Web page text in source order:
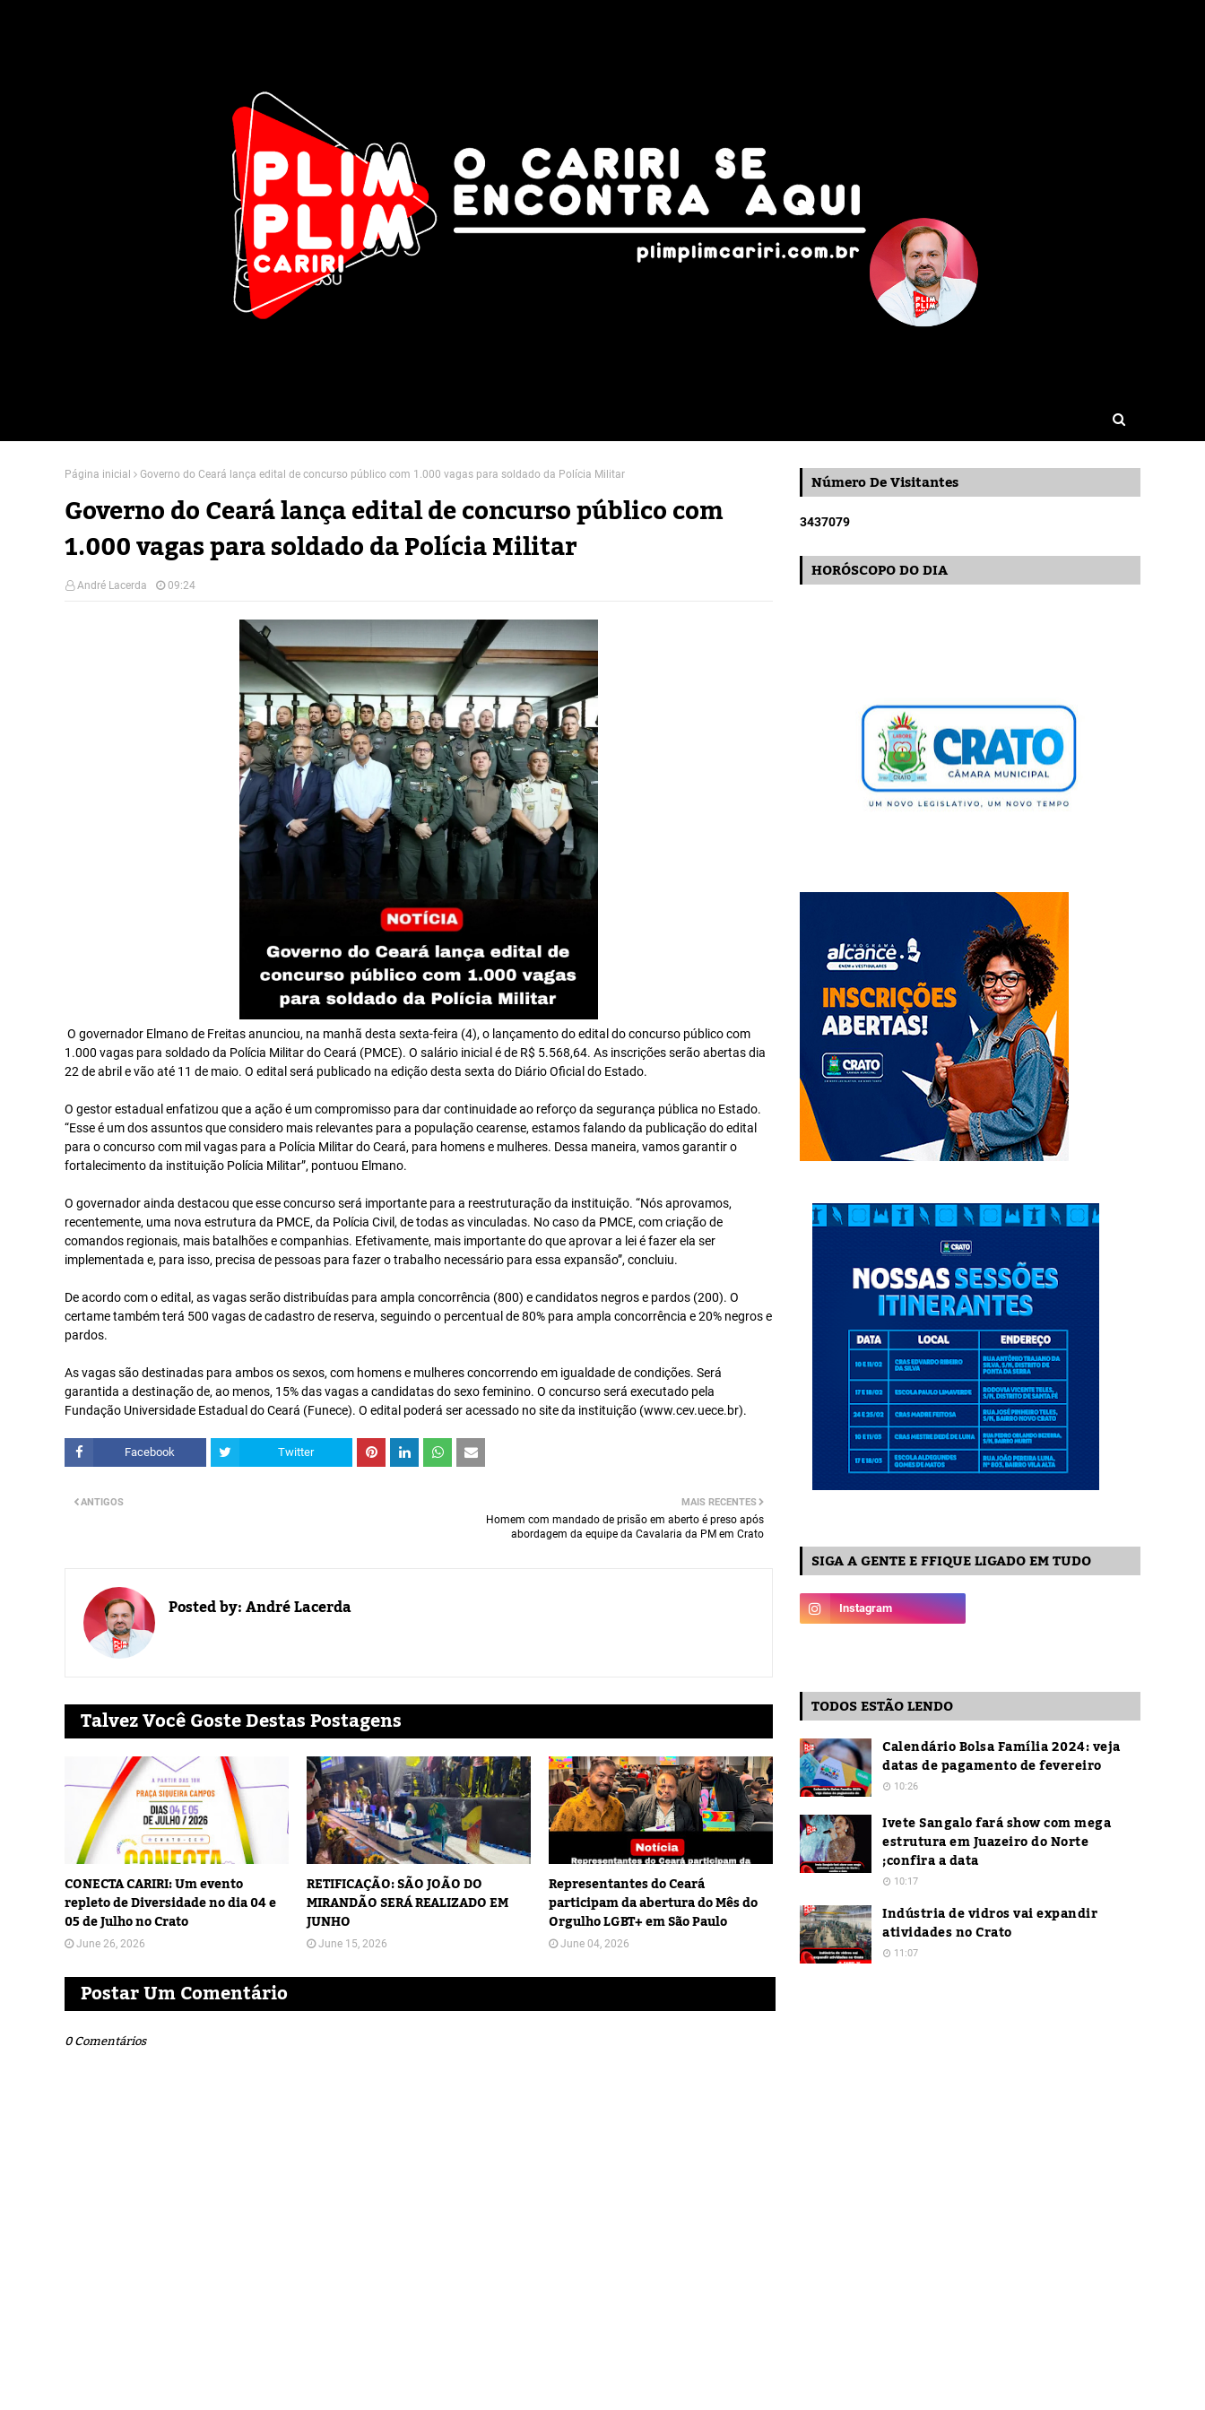
Página inicial Governo do Ceará lança edital de concurso público com 1.000 vagas para soldado da Polícia Militar
Governo do Ceará lança edital de concurso público com
1.000 vagas para soldado da Polícia Militar
André Lacerda 09:24
O governador Elmano de Freitas anunciou, na manhã desta sexta-feira (4), o lançamento do edital do concurso público com
1.000 vagas para soldado da Polícia Militar do Ceará (PMCE). O salário inicial é de R$ 5.568,64. As inscrições serão abertas dia
22 de abril e vão até 11 de maio. O edital será publicado na edição desta sexta do Diário Oficial do Estado.
O gestor estadual enfatizou que a ação é um compromisso para dar continuidade ao reforço da segurança pública no Estado.
“Esse é um dos assuntos que considero mais relevantes para a população cearense, estamos falando da publicação do edital
para o concurso com mil vagas para a Polícia Militar do Ceará, para homens e mulheres. Dessa maneira, vamos garantir o
fortalecimento da instituição Polícia Militar”, pontuou Elmano.
O governador ainda destacou que esse concurso será importante para a reestruturação da instituição. “Nós aprovamos,
recentemente, uma nova estrutura da PMCE, da Polícia Civil, de todas as vinculadas. No caso da PMCE, com criação de
comandos regionais, mais batalhões e companhias. Efetivamente, mais importante do que aprovar a lei é fazer ela ser
implementada e, para isso, precisa de pessoas para fazer o trabalho necessário para essa expansão”, concluiu.
De acordo com o edital, as vagas serão distribuídas para ampla concorrência (800) e candidatos negros e pardos (200). O
certame também terá 500 vagas de cadastro de reserva, seguindo o percentual de 80% para ampla concorrência e 20% negros e
pardos.
As vagas são destinadas para ambos os sexos, com homens e mulheres concorrendo em igualdade de condições. Será
garantida a destinação de, ao menos, 15% das vagas a candidatas do sexo feminino. O concurso será executado pela
Fundação Universidade Estadual do Ceará (Funece). O edital poderá ser acessado no site da instituição (www.cev.uece.br).
Facebook Twitter
MAIS RECENTES
Homem com mandado de prisão em aberto é preso após
abordagem da equipe da Cavalaria da PM em Crato
ANTIGOS
Posted by:André Lacerda
Talvez Você Goste Destas Postagens
CONECTA CARIRI: Um evento
repleto de Diversidade no dia 04 e
05 de Julho no Crato
June 26, 2026
RETIFICAÇÃO: SÃO JOÃO DO
MIRANDÃO SERÁ REALIZADO EM
JUNHO
June 15, 2026
Representantes do Ceará
participam da abertura do Mês do
Orgulho LGBT+ em São Paulo
June 04, 2026
Postar Um Comentário
0 Comentários
Número De Visitantes
3437079
HORÓSCOPO DO DIA
SIGA A GENTE E FFIQUE LIGADO EM TUDO
TODOS ESTÃO LENDO
Calendário Bolsa Família 2024: veja
datas de pagamento de fevereiro
10:26
Ivete Sangalo fará show com mega
estrutura em Juazeiro do Norte
;confira a data
10:17
Indústria de vidros vai expandir
atividades no Crato
11:07